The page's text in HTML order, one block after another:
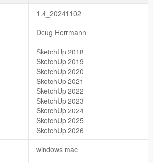
1.4_20241102
Doug Herrmann
SketchUp 2018
SketchUp 2019
SketchUp 2020
SketchUp 2021
SketchUp 2022
SketchUp 2023
SketchUp 2024
SketchUp 2025
SketchUp 2026
windows mac